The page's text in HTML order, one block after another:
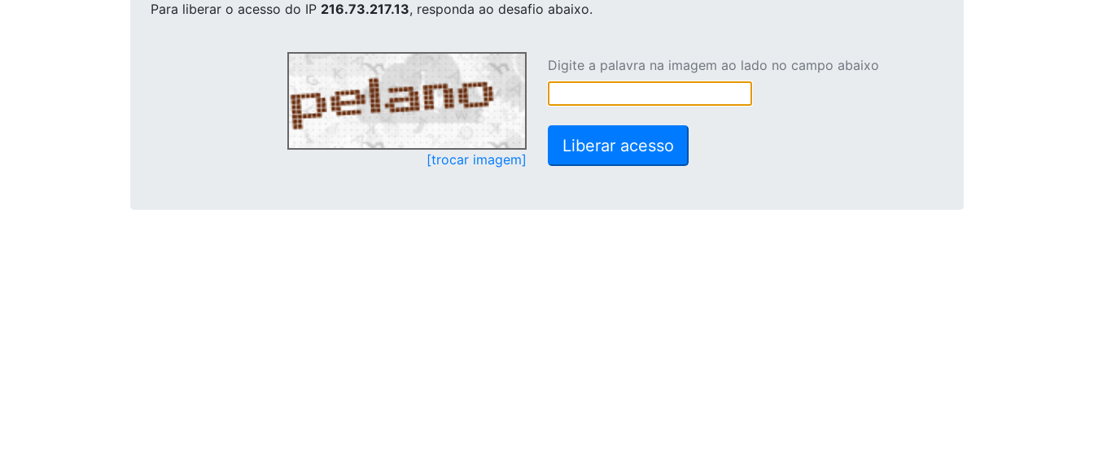
Para liberar o acesso do IP 216.73.217.13, responda ao desafio abaixo.
[trocar imagem]
Digite a palavra na imagem ao lado no campo abaixo